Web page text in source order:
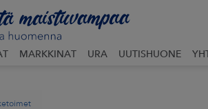
MARKKINAT URA UUTISHUONE